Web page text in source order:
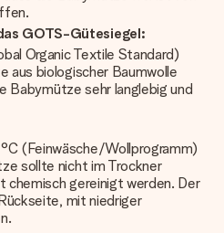
GOTS-Gütesiegel:
Organic Textile Standard)
aus biologischer Baumwolle
sehr langlebig und
(Feinwäsche/Wollprogramm)
sollte nicht im Trockner
gereinigt werden. Der
mit niedriger